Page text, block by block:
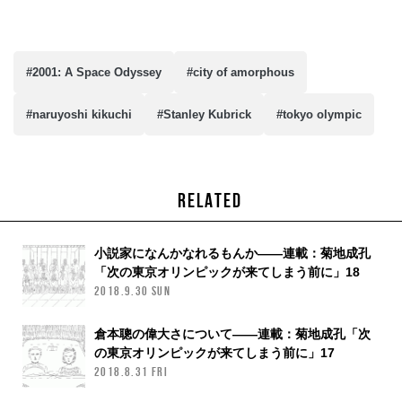
#2001: A Space Odyssey #city of amorphous
#naruyoshi kikuchi #Stanley Kubrick #tokyo olympic
RELATED
小説家になんかなれるもんか——連載：菊地成孔
「次の東京オリンピックが来てしまう前に」18
2018.9.30 SUN
倉本聰の偉大さについて——連載：菊地成孔「次
の東京オリンピックが来てしまう前に」17
2018.8.31 FRI